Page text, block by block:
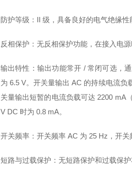
防护等级：II 级，具备良好的电气绝缘性
反相保护：无反相保护功能，在接入电源
输出特性：输出功能常开 / 常闭可选，
为 6.5 V。开关量输出 AC 的持续电流负
关量输出短暂的电流负载可达 2200 mA
V DC 时为 0.8 mA。
开关频率：开关频率 AC 为 25 Hz，开关
短路与过载保护：无短路保护和过载保